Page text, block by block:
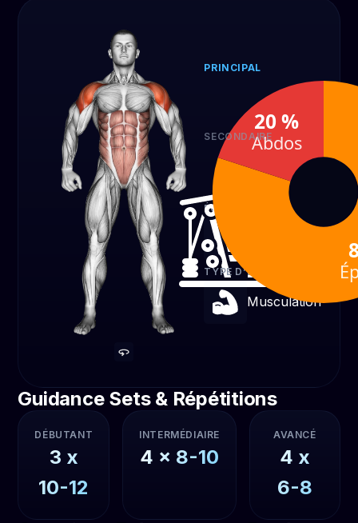
PRINCIPAL
Épaules
80 %
SECONDAIRE
Abdos
20 %
ÉQUIPEMENT
TYPE D’EXERCICE
Musculation
20 %
Abdos
Guidance Sets & Répétitions
DÉBUTANT
3 x
10-12
INTERMÉDIAIRE
4 x 8-10
AVANCÉ
4 x
6-8